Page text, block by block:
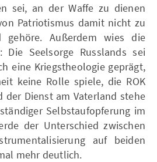
sei, an der Waffe zu dienen
Patriotismus damit nicht zu
gehöre. Außerdem wies die
Die Seelsorge Russlands sei
eine Kriegstheologie geprägt,
keine Rolle spiele, die ROK
der Dienst am Vaterland stehe
Selbstaufopferung im
der Unterschied zwischen
auf beiden
mehr deutlich.